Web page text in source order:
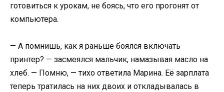
готовиться к урокам, не боясь, что его прогонят от
компьютера.
— А помнишь, как я раньше боялся включать
принтер? — засмеялся мальчик, намазывая масло на
хлеб. — Помню, — тихо ответила Марина. Её зарплата
теперь тратилась на них двоих и откладывалась в